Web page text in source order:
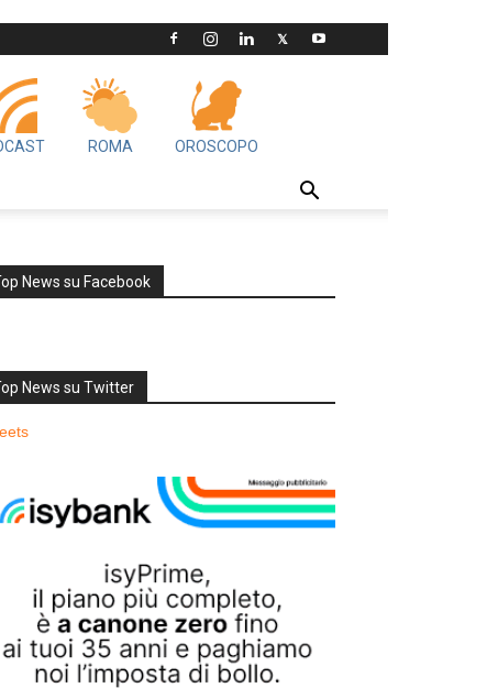
ROMA OROSCOPO
News su Facebook
News su Twitter